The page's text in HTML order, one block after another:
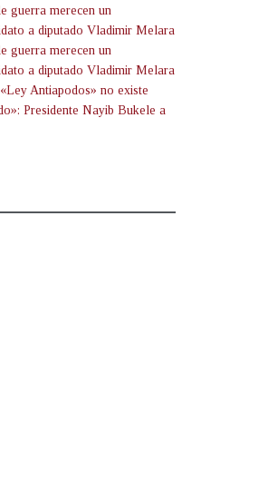
guerra merecen un
a diputado Vladimir Melara
guerra merecen un
a diputado Vladimir Melara
Antiapodos» no existe
Presidente Nayib Bukele a